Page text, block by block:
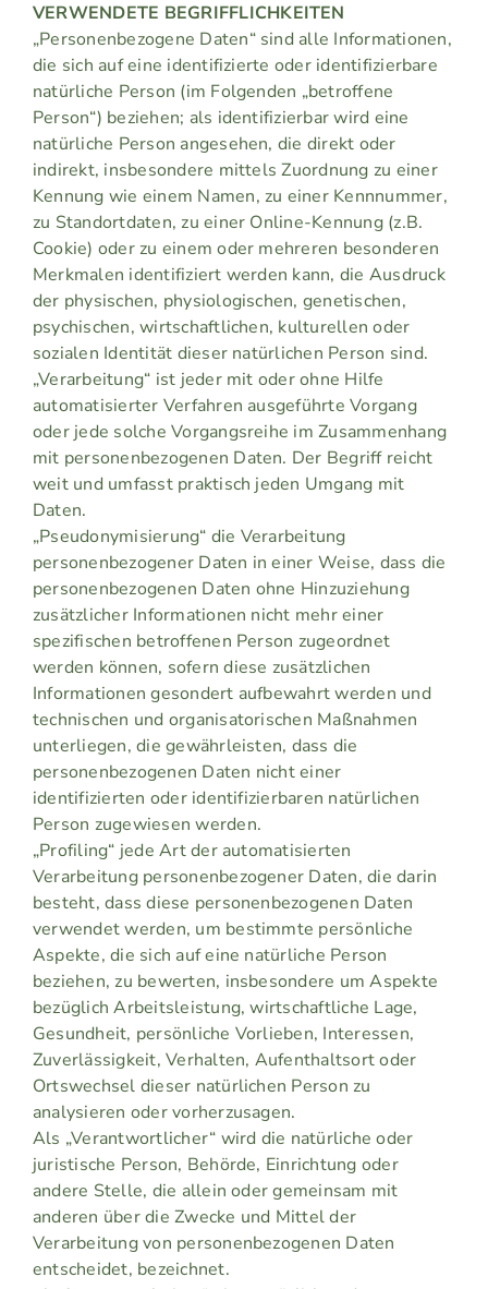
VERWENDETE BEGRIFFLICHKEITEN
„Personenbezogene Daten“ sind alle Informationen,
die sich auf eine identifizierte oder identifizierbare
natürliche Person (im Folgenden „betroffene
Person“) beziehen; als identifizierbar wird eine
natürliche Person angesehen, die direkt oder
indirekt, insbesondere mittels Zuordnung zu einer
Kennung wie einem Namen, zu einer Kennnummer,
zu Standortdaten, zu einer Online-Kennung (z.B.
Cookie) oder zu einem oder mehreren besonderen
Merkmalen identifiziert werden kann, die Ausdruck
der physischen, physiologischen, genetischen,
psychischen, wirtschaftlichen, kulturellen oder
sozialen Identität dieser natürlichen Person sind.
„Verarbeitung“ ist jeder mit oder ohne Hilfe
automatisierter Verfahren ausgeführte Vorgang
oder jede solche Vorgangsreihe im Zusammenhang
mit personenbezogenen Daten. Der Begriff reicht
weit und umfasst praktisch jeden Umgang mit
Daten.
„Pseudonymisierung“ die Verarbeitung
personenbezogener Daten in einer Weise, dass die
personenbezogenen Daten ohne Hinzuziehung
zusätzlicher Informationen nicht mehr einer
spezifischen betroffenen Person zugeordnet
werden können, sofern diese zusätzlichen
Informationen gesondert aufbewahrt werden und
technischen und organisatorischen Maßnahmen
unterliegen, die gewährleisten, dass die
personenbezogenen Daten nicht einer
identifizierten oder identifizierbaren natürlichen
Person zugewiesen werden.
„Profiling“ jede Art der automatisierten
Verarbeitung personenbezogener Daten, die darin
besteht, dass diese personenbezogenen Daten
verwendet werden, um bestimmte persönliche
Aspekte, die sich auf eine natürliche Person
beziehen, zu bewerten, insbesondere um Aspekte
bezüglich Arbeitsleistung, wirtschaftliche Lage,
Gesundheit, persönliche Vorlieben, Interessen,
Zuverlässigkeit, Verhalten, Aufenthaltsort oder
Ortswechsel dieser natürlichen Person zu
analysieren oder vorherzusagen.
Als „Verantwortlicher“ wird die natürliche oder
juristische Person, Behörde, Einrichtung oder
andere Stelle, die allein oder gemeinsam mit
anderen über die Zwecke und Mittel der
Verarbeitung von personenbezogenen Daten
entscheidet, bezeichnet.